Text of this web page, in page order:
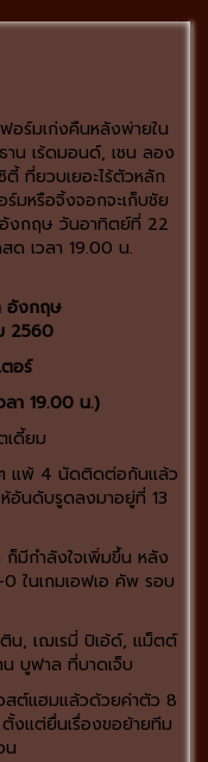
อร์มเก่งคืนหลังพ่ายใน
น เร้ดมอนด์, เชน ลอง
ตี้ ที่ยวบเยอะไร้ตัวหลัก
มหรือจิ้งจอกจะเก็บชัย
อังกฤษ วันอาทิตย์ที่ 22
เวลา 19.00 น.
อังกฤษ
2560
อร์
า 19.00 น.)
เดี้ยม
ๆ แพ้ 4 นัดติดต่อกันแล้ว
อันดับรูดลงมาอยู่ที่ 13
มีกำลังใจเพิ่มขึ้น หลัง
ในเกมเอฟเอ คัพ รอบ
น, เฌเรมี่ ปิเอ้ด์, แม็ตต์
บูฟาล ที่บาดเจ็บ
สต์แฮมแล้วด้วยค่าตัว 8
งแต่ยื่นเรื่องขอย้ายทีม
น